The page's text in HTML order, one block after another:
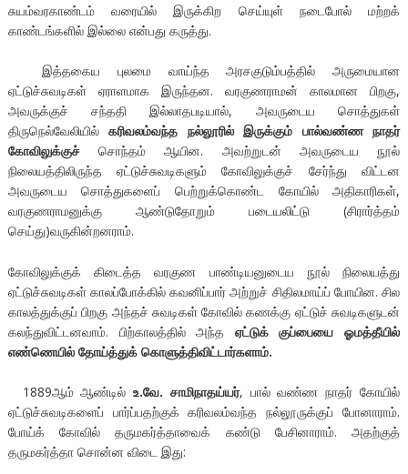
சுயம்வரகாண்டம் வரையில் இருக்கிற செய்யுள் நடைபோல் மற்றக்
காண்டங்களில் இல்லை என்பது கருத்து.
இத்தகைய புலமை வாய்ந்த அரசகுடும்பத்தில் அருமையான
ஏட்டுச்சுவடிகள் ஏராளமாக இருந்தன. வரகுணராமன் காலமான பிறகு,
அவருக்குச் சந்ததி இல்லாதபடியால், அவருடைய சொத்துகள்
திருநெல்வேலியில்கரிவலம்வந்த நல்லூரில் இருக்கும் பால்வண்ண நாதர்
கோவிலுக்குச்சொந்தம் ஆயின. அவற்றுடன் அவருடைய நூல்
நிலையத்திலிருந்த ஏட்டுச்சுவடிகளும் கோவிலுக்குச் சேர்ந்து விட்டன
அவருடைய சொத்துகளைப் பெற்றுக்கொண்ட கோயில் அதிகாரிகள்,
வரகுணராமனுக்கு ஆண்டுதோறும் படையலிட்டு (சிரார்த்தம்
செய்து)வருகின்றனராம்.
கோவிலுக்குக் கிடைத்த வரகுண பாண்டியனுடைய நூல் நிலையத்து
ஏட்டுச்சுவடிகள் காலப்போக்கில் கவனிப்பார் அற்றுச் சிதிலமாய்ப் போயின. சில
காலத்துக்குப் பிறகு அந்தச் சுவடிகள் கோவில் கணக்கு ஏட்டுச் சுவடிகளுடன்
கலந்துவிட்டனவாம். பிற்காலத்தில் அந்த ஏட்டுக் குப்பையை ஓமத்தீயில்
எண்ணெயில் தோய்த்துக் கொளுத்திவிட்டார்களாம்.
1889ஆம் ஆண்டில்உ.வே. சாமிநாதய்யர், பால் வண்ண நாதர் கோயில்
ஏட்டுச்சுவடிகளைப் பார்ப்பதற்குக் கரிவலம்வந்த நல்லூருக்குப் போனாராம்.
போய்க் கோவில் தருமகர்த்தாவைக் கண்டு பேசினாராம். அதற்குத்
தருமகர்த்தா சொன்ன விடை இது: